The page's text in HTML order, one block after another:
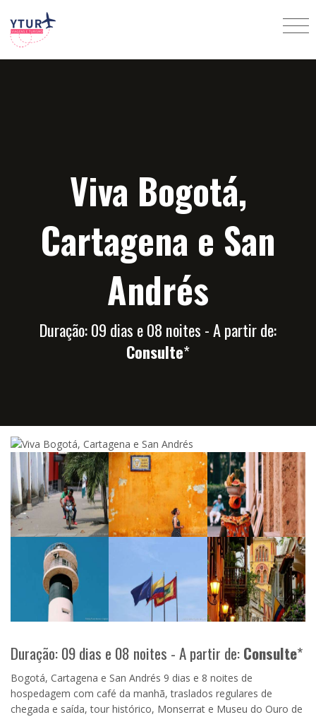
Viva Bogotá,
Cartagena e San
Andrés
Duração: 09 dias e 08 noites - A partir de:
Consulte*
Duração: 09 dias e 08 noites - A partir de:Consulte*
Bogotá, Cartagena e San Andrés 9 dias e 8 noites de
hospedagem com café da manhã, traslados regulares de
chegada e saída, tour histórico, Monserrat e Museu do Ouro de